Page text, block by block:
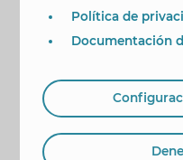
Política de
Documentación